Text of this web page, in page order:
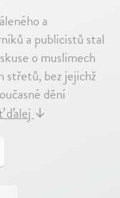
a
a publicistů stal
o muslimech
střetů, bez jejichž
dění
ďalej↓